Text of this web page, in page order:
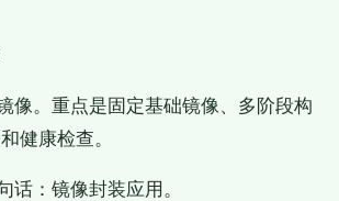
像。重点是固定基础镜像、多阶段构
健康检查。
话：镜像封装应用。